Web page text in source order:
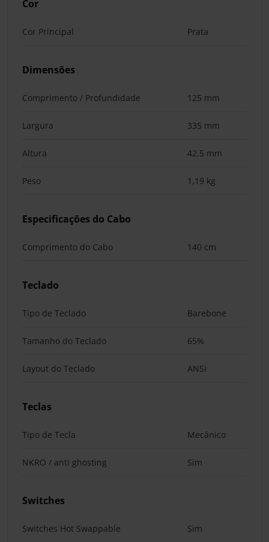
Cor
Cor Principal Prata
Dimensões
Comprimento / Profundidade 125 mm
Largura 335 mm
Altura 42,5 mm
Peso 1,19 kg
Especificações do Cabo
Comprimento do Cabo 140 cm
Teclado
Tipo de Teclado Barebone
Tamanho do Teclado 65%
Layout do Teclado ANSI
Teclas
Tipo de Tecla Mecânico
NKRO / anti ghosting Sim
Switches
Switches Hot Swappable Sim